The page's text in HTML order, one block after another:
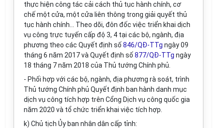
thực hiện công tác cải cách thủ tục hành chính, cơ
chế một cửa, một cửa liên thông trong giải quyết thủ
tục hành chính... Theo dõi, đôn đốc việc triển khai dịch
vụ công trực tuyến cấp độ 3, 4 tại các bộ, ngành, địa
phương theo các Quyết định số 846/QĐ-TTg ngày 09
tháng 6 năm 2017 và Quyết định số 877/QĐ-TTg ngày
18 tháng 7 năm 2018 của Thủ tướng Chính phủ.
- Phối hợp với các bộ, ngành, địa phương rà soát, trình
Thủ tướng Chính phủ Quyết định ban hành danh mục
dịch vụ công tích hợp trên Cổng Dịch vụ công quốc gia
năm 2020 và tổ chức triển khai việc tích hợp.
k) Chủ tịch Ủy ban nhân dân cấp tỉnh: